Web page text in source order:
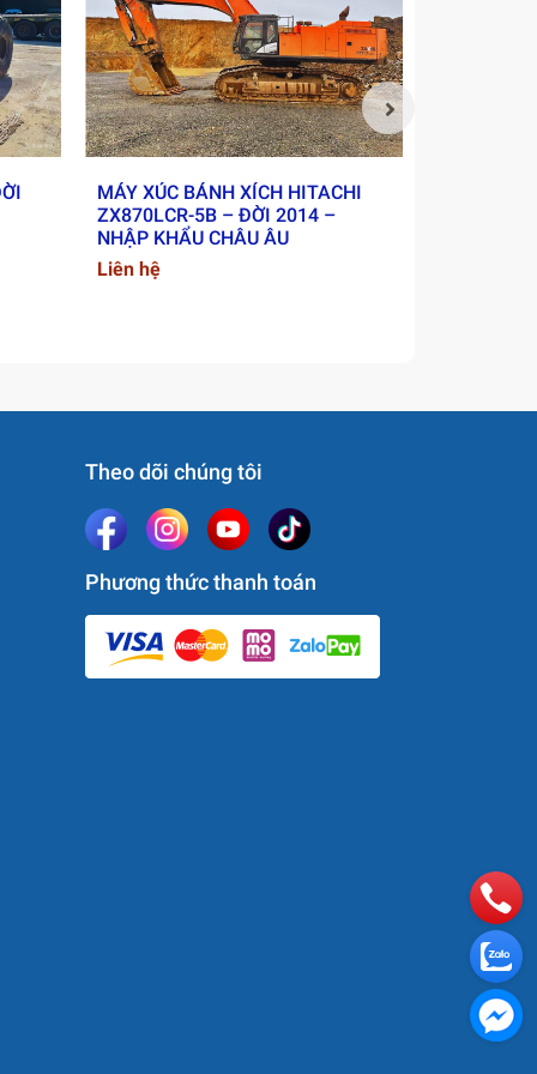
MÁY XÚC BÁNH XÍCH HITACHI
ZX870LCR-5B – ĐỜI 2014 –
NHẬP KHẨU CHÂU ÂU
Liên hệ
Theo dõi chúng tôi
Phương thức thanh toán